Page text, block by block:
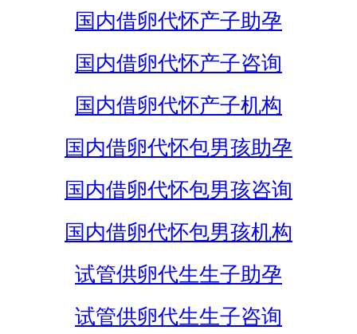
国内借卵代怀产子助孕
国内借卵代怀产子咨询
国内借卵代怀产子机构
国内借卵代怀包男孩助孕
国内借卵代怀包男孩咨询
国内借卵代怀包男孩机构
试管供卵代生生子助孕
试管供卵代生生子咨询